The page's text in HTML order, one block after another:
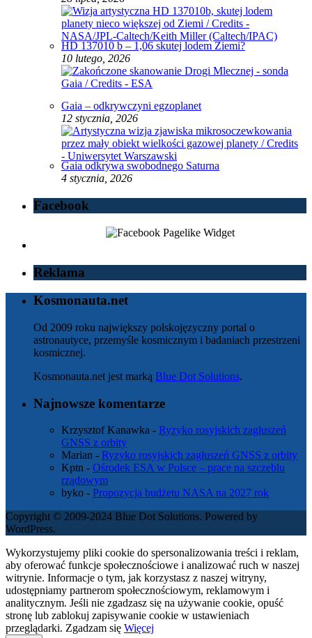
HD 137010 b – 1,06 skutej lodem Ziemi?
10 lutego, 2026
Gaia – odkrywczyni egzoplanet
12 stycznia, 2026
Gaia odkrywa swobodnego Saturna
4 stycznia, 2026
Facebook
Reklama
Kosmonauta.net
Od 2009 roku największy polskojęzyczny portal o
astronautyce, przemyśle kosmicznym i badaniach przestrzeni
kosmicznej.
Kosmonauta.net jest marką Blue Dot Solutions.
Najnowsze komentarze
Krzysztof Kanawka - Ryzyko rosyjskich zagłuszeń
GNSS z orbity
Marian - Ryzyko rosyjskich zagłuszeń GNSS z orbity
Kptn - Ośrodek ESA w Polsce – prace na szczeblu
rządowym
byko - Propozycja budżetu NASA na 2027 rok
Copyright © 2009-2024 Blue Dot Solutions. Powered by
WordPress.
Wykorzystujemy pliki cookie do spersonalizowania treści i reklam,
aby oferować funkcje społecznościowe i analizować ruch w naszej
witrynie. Informacje o tym, jak korzystasz z naszej witryny,
udostępniamy partnerom społecznościowym, reklamowym i
analitycznym. Jeśli nie zgadzasz się na używanie cookie, opuść
stronę lub zablokuj zapisywanie cookie w ustawieniach
przeglądarki. Zgadzam się Więcej